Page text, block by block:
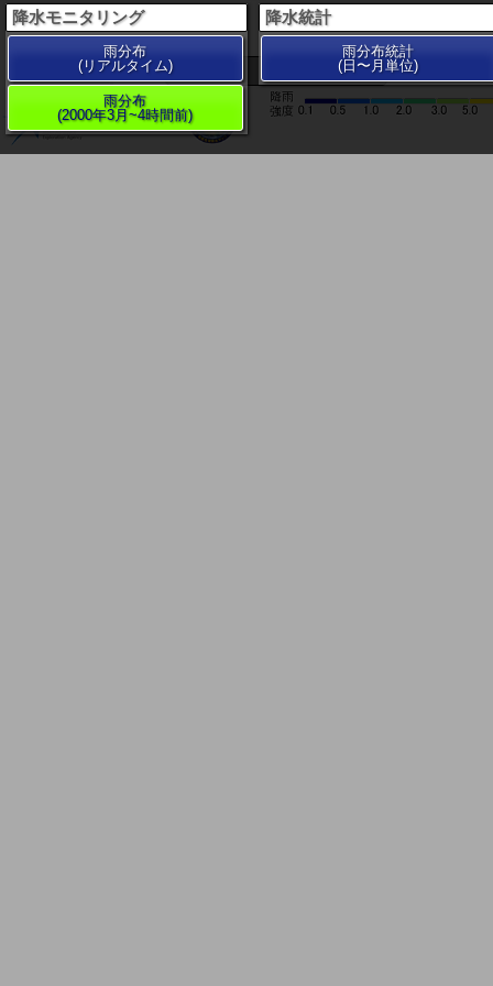
200 km
降水モニタリング
雨分布
(リアルタイム)
雨分布
(2000年3月~4時間前)
降水統計
雨分布統計
(日〜月単位)